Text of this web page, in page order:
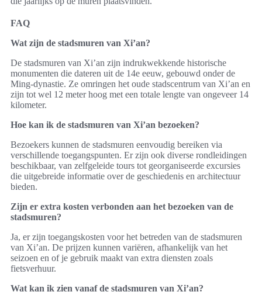
FAQ
Wat zijn de stadsmuren van Xi’an?
De stadsmuren van Xi’an zijn indrukwekkende historische
monumenten die dateren uit de 14e eeuw, gebouwd onder de
Ming-dynastie. Ze omringen het oude stadscentrum van Xi’an en
zijn tot wel 12 meter hoog met een totale lengte van ongeveer 14
kilometer.
Hoe kan ik de stadsmuren van Xi’an bezoeken?
Bezoekers kunnen de stadsmuren eenvoudig bereiken via
verschillende toegangspunten. Er zijn ook diverse rondleidingen
beschikbaar, van zelfgeleide tours tot georganiseerde excursies
die uitgebreide informatie over de geschiedenis en architectuur
bieden.
Zijn er extra kosten verbonden aan het bezoeken van de
stadsmuren?
Ja, er zijn toegangskosten voor het betreden van de stadsmuren
van Xi’an. De prijzen kunnen variëren, afhankelijk van het
seizoen en of je gebruik maakt van extra diensten zoals
fietsverhuur.
Wat kan ik zien vanaf de stadsmuren van Xi’an?